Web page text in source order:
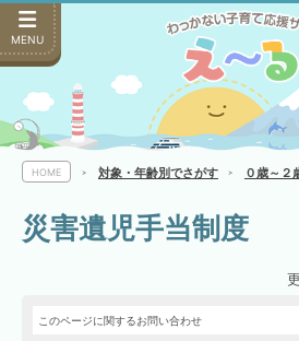
MENU
HOME 対象・年齢別でさがす ０歳～２
災害遺児手当制度
このページに関するお問い合わせ